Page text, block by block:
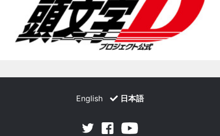
English 日本語
Twitter Facebook